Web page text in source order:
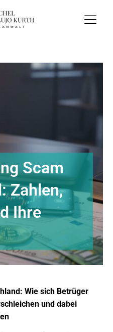
Scam
Zahlen,
Ihre
Wie sich Betrüger
und dabei